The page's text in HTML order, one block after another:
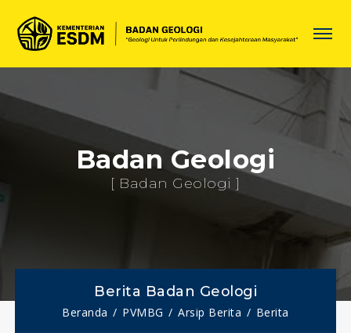
Badan Geologi
[ Badan Geologi ]
Berita Badan Geologi
Beranda PVMBG Arsip Berita Berita